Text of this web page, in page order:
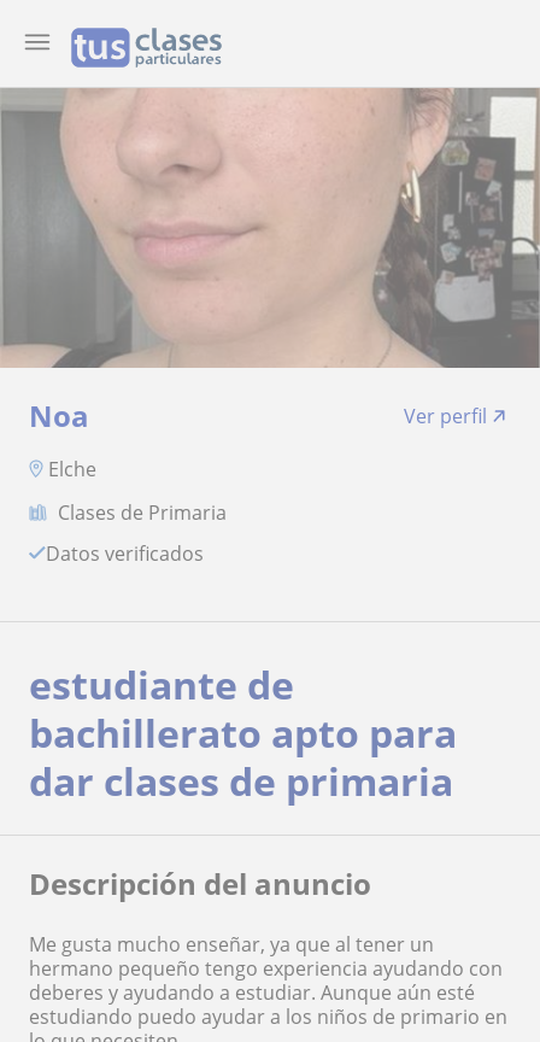
Noa
Ver perfil
Elche
Clases de Primaria
Datos verificados
estudiante de
bachillerato apto para
dar clases de primaria
Descripción del anuncio
Me gusta mucho enseñar, ya que al tener un
hermano pequeño tengo experiencia ayudando con
deberes y ayudando a estudiar. Aunque aún esté
estudiando puedo ayudar a los niños de primario en